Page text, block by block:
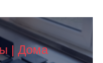
| Дома